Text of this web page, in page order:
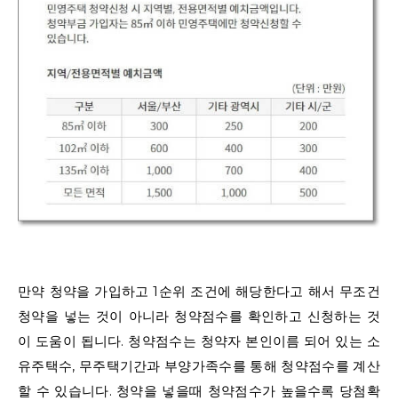
만약 청약을 가입하고 1순위 조건에 해당한다고 해서 무조건
청약을 넣는 것이 아니라 청약점수를 확인하고 신청하는 것
이 도움이 됩니다. 청약점수는 청약자 본인이름 되어 있는 소
유주택수, 무주택기간과 부양가족수를 통해 청약점수를 계산
할 수 있습니다. 청약을 넣을때 청약점수가 높을수록 당첨확